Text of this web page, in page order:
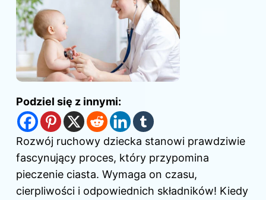
Podziel się z innymi:
Rozwój ruchowy dziecka stanowi prawdziwie
fascynujący proces, który przypomina
pieczenie ciasta. Wymaga on czasu,
cierpliwości i odpowiednich składników! Kiedy